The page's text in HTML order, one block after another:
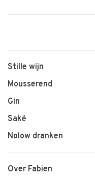
Stille wijn
Mousserend
Gin
Saké
Nolow dranken
Over Fabien